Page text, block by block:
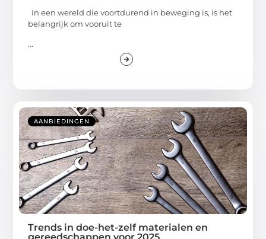
In een wereld die voortdurend in beweging is, is het
belangrijk om vooruit te
...
AANBIEDINGEN
Trends in doe-het-zelf materialen en